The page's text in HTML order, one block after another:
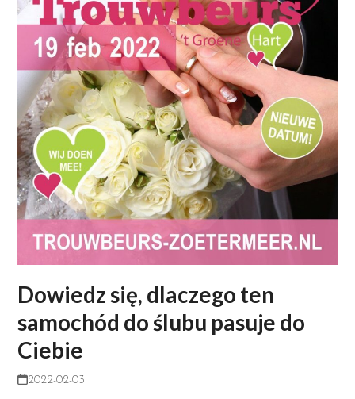
Dowiedz się, dlaczego ten
samochód do ślubu pasuje do
Ciebie
2022-02-03